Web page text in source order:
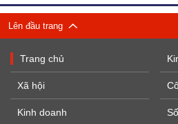
Lên đầu trang
Trang chủ
Xã hội
Kinh doanh